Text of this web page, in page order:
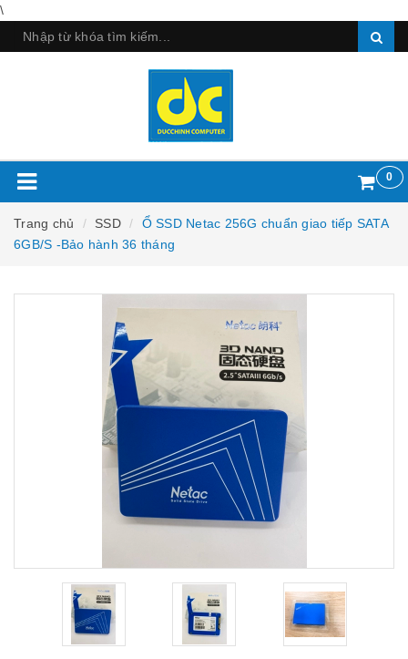
\
0
Trang chủ SSD
Ổ SSD Netac 256G chuẩn giao tiếp SATA
6GB/S -Bảo hành 36 tháng